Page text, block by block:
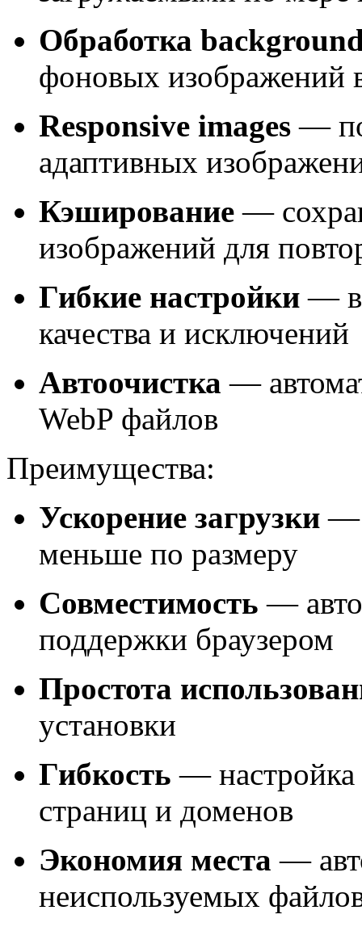
Обработка
фоновых изображений
Responsive images —
адаптивных
Кэширование —
изображений для
Гибкие настройки —
качества и исключений
Автоочистка —
WebP файлов
Преимущества:
Ускорение загрузки —
меньше по размеру
Совместимость —
поддержки браузером
Простота
установки
Гибкость — настройка
страниц и доменов
Экономия места —
неиспользуемых